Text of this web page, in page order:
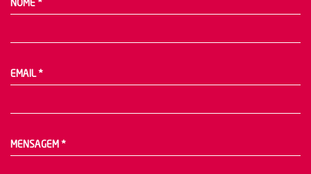
NOME *
EMAIL *
MENSAGEM *